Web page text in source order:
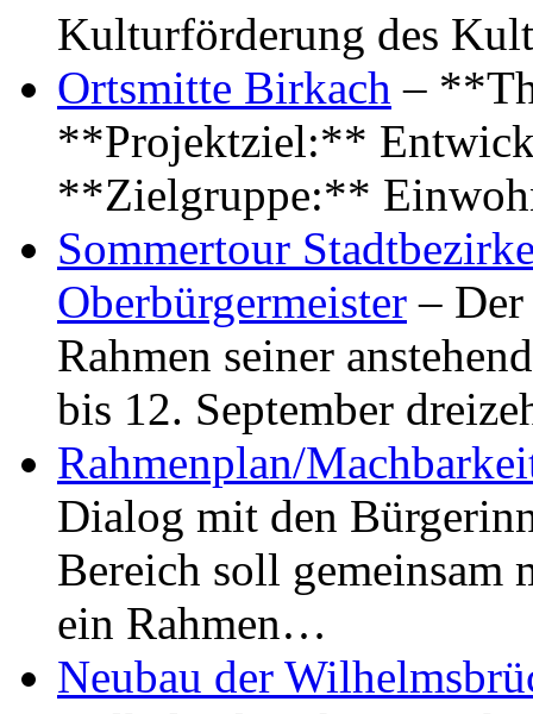
Kulturförderung des
Ortsmitte Birkach –
**Projektziel:**
**Zielgruppe:**
Sommertour
Oberbürgermeister –
Rahmen seiner
bis 12. September
Rahmenplan/
Dialog mit den
Bereich soll gemeinsam
ein Rahmen…
Neubau der